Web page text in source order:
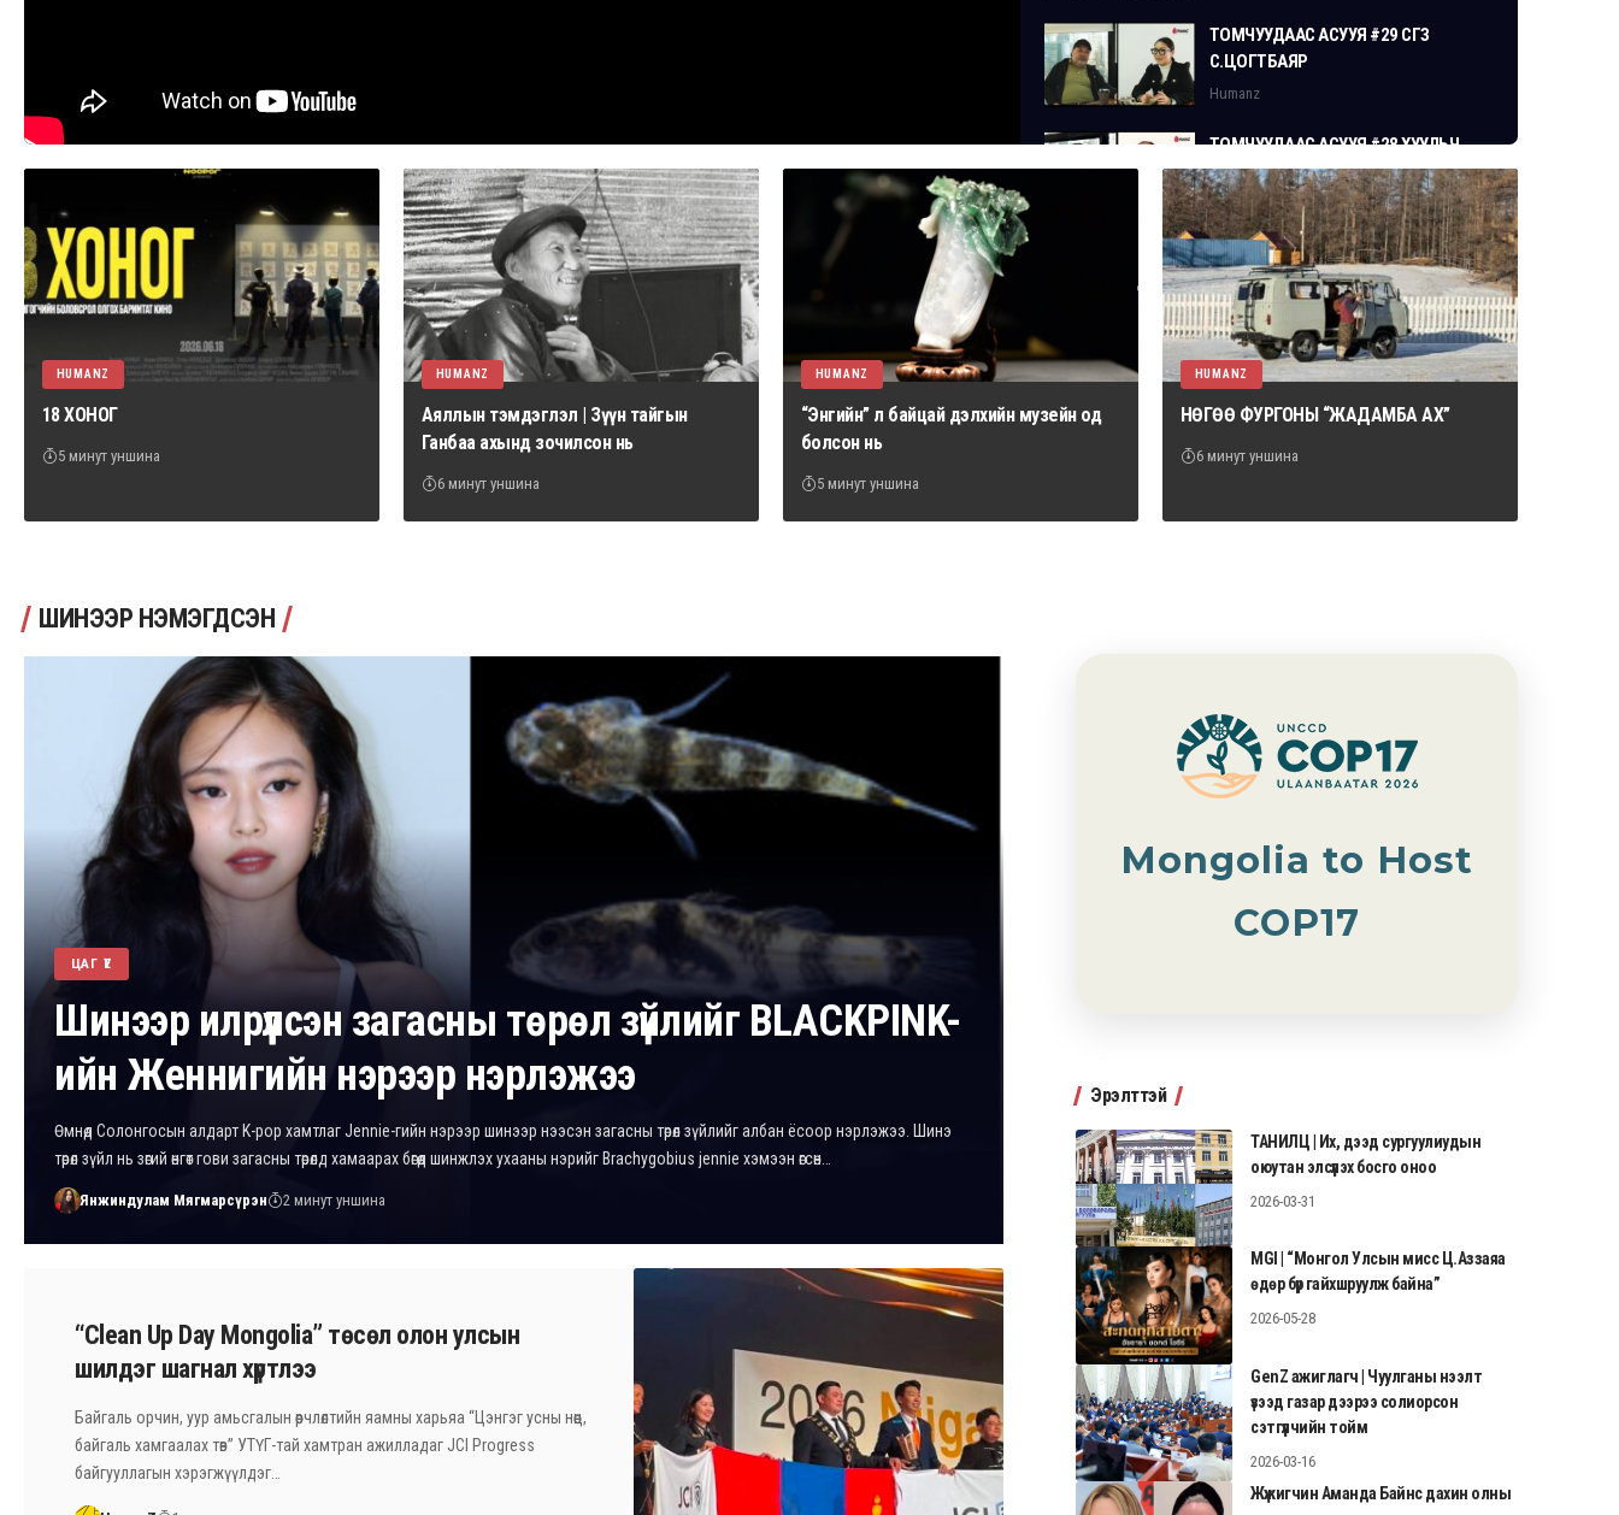
ТОМЧУУДААС АСУУЯ #29 СГЗ
С.ЦОГТБАЯР
Humanz
ТОМЧУУДААС АСУУЯ #28 ХУУЛЬЧ
Г.ЭРДЭНЭБАТ
Humanz
HUMANZ
18 ХОНОГ
5 минут уншина
HUMANZ
Аяллын тэмдэглэл | Зүүн тайгын
Ганбаа ахынд зочилсон нь
6 минут уншина
HUMANZ
“Энгийн” л байцай дэлхийн музейн од
болсон нь
5 минут уншина
HUMANZ
НӨГӨӨ ФУРГОНЫ “ЖАДАМБА АХ”
6 минут уншина
ШИНЭЭР НЭМЭГДСЭН
ЦАГ ҮЕ
Шинээр илрүүлсэн загасны төрөл зүйлийг BLACKPINK-
ийн Женнигийн нэрээр нэрлэжээ
Өмнөд Солонгосын алдарт K-pop хамтлаг Jennie-гийн нэрээр шинээр нээсэн загасны төрөл зүйлийг албан ёсоор нэрлэжээ. Шинэ
төрөл зүйл нь зөгий өнгөт гови загасны төрөлд хамаарах бөгөөд шинжлэх ухааны нэрийг Brachygobius jennie хэмээн өгсөн…
Янжиндулам Мягмарсүрэн 2 минут уншина
“Clean Up Day Mongolia” төсөл олон улсын
шилдэг шагнал хүртлээ
Байгаль орчин, уур амьсгалын өөрчлөлтийн яамны харьяа “Цэнгэг усны нөөц,
байгаль хамгаалах төв” УТҮГ-тай хамтран ажилладаг JCI Progress
байгууллагын хэрэгжүүлдэг…
Mongolia to Host
COP17
Эрэлттэй
ТАНИЛЦ | Их, дээд сургуулиудын
оюутан элсүүлэх босго оноо
2026-03-31
MGI | “Монгол Улсын мисс Ц.Аззаяа
өдөр бүр гайхшруулж байна”
2026-05-28
GenZ ажиглагч | Чуулганы нээлт
үзээд газар дээрээ солиорсон
сэтгүүлчийн тойм
2026-03-16
Жүжигчин Аманда Байнс дахин олны